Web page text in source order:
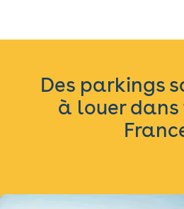
Des parkings
à louer dans